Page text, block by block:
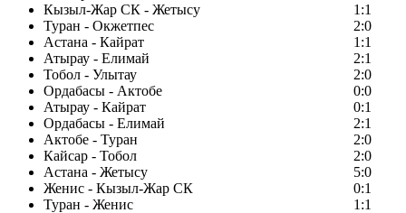
Кызыл-Жар СК - Жетысу
1:1
Туран - Окжетпес
2:0
Астана - Кайрат
1:1
Атырау - Елимай
2:1
Тобол - Улытау
2:0
Ордабасы - Актобе
0:0
Атырау - Кайрат
0:1
Ордабасы - Елимай
2:1
Актобе - Туран
2:0
Кайсар - Тобол
2:0
Астана - Жетысу
5:0
Женис - Кызыл-Жар СК
0:1
Туран - Женис
1:1